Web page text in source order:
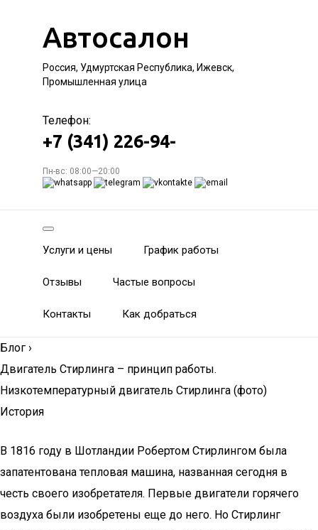
Автосалон
Россия, Удмуртская Республика, Ижевск,
Промышленная улица
Телефон:
+7 (341) 226-94-
Пн-вс: 08:00—20:00
Услуги и цены График работы
Отзывы Частые вопросы
Контакты Как добраться
Блог ›
Двигатель Стирлинга – принцип работы.
Низкотемпературный двигатель Стирлинга (фото)
История
В 1816 году в Шотландии Робертом Стирлингом была
запатентована тепловая машина, названная сегодня в
честь своего изобретателя. Первые двигатели горячего
воздуха были изобретены еще до него. Но Стирлинг